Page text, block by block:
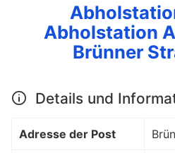
Abholstation
Brünner
Details und
Adresse der Post